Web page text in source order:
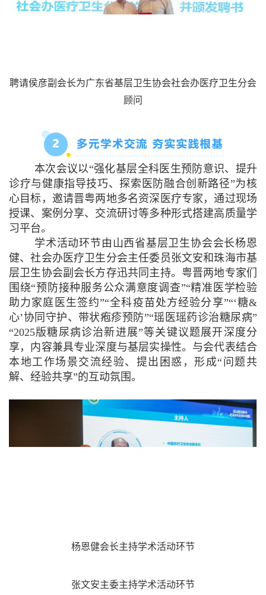
聘请侯彦副会长为广东省基层卫生协会社会办医疗卫生分会
顾问
本次会议以“强化基层全科医生预防意识、提升
诊疗与健康指导技巧、探索医防融合创新路径”为核
心目标，邀请晋粤两地多名资深医疗专家，通过现场
授课、案例分享、交流研讨等多种形式搭建高质量学
习平台。
学术活动环节由山西省基层卫生协会会长杨恩
健、社会办医疗卫生分会主任委员张文安和珠海市基
层卫生协会副会长方存迅共同主持。粤晋两地专家们
围绕“预防接种服务公众满意度调查”“精准医学检验
助力家庭医生签约”“全科疫苗处方经验分享”“‘糖&
心’协同守护、带状疱疹预防”“瑶医瑶药诊治糖尿病”
“2025版糖尿病诊治新进展”等关键议题展开深度分
享，内容兼具专业深度与基层实操性。与会代表结合
本地工作场景交流经验、提出困惑，形成“问题共
解、经验共享”的互动氛围。
杨恩健会长主持学术活动环节
张文安主委主持学术活动环节